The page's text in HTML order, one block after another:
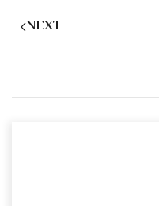
NEXT